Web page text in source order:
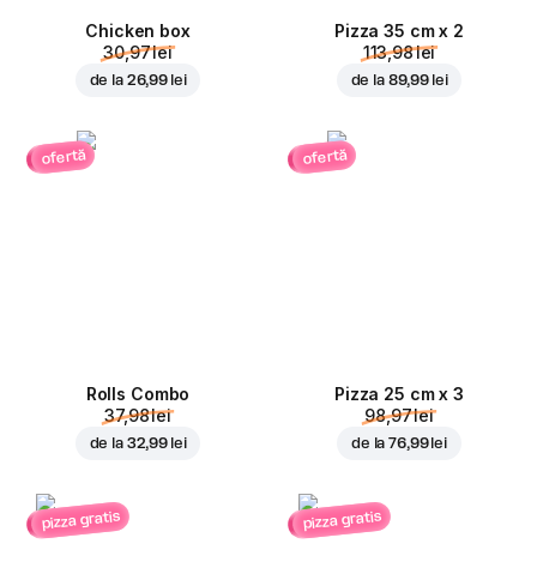
Chicken box
30,97 lei
de la 26,99 lei
Pizza 35 cm x 2
113,98 lei
de la 89,99 lei
ofertă
Rolls Combo
37,98 lei
de la 32,99 lei
ofertă
Pizza 25 cm x 3
98,97 lei
de la76,99 lei
pizza gratis pizza gratis